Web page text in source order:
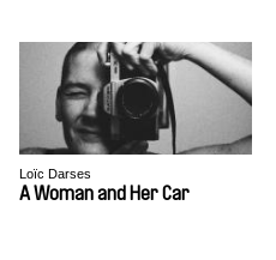
Loïc Darses
A Woman and Her Car